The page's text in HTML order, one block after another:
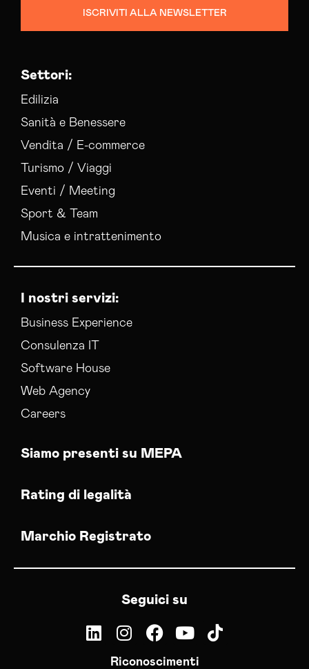
Social Media Advertising Vibo-valentia
Social Media Manager Vibo-valentia
ISCRIVITI ALLA NEWSLETTER
Settori:
Edilizia
Sanità e Benessere
Vendita / E-commerce
Turismo / Viaggi
Eventi / Meeting
Sport & Team
Musica e intrattenimento
I nostri servizi:
Business Experience
Consulenza IT
Software House
Web Agency
Careers
Siamo presenti su MEPA
Rating di legalità
Marchio Registrato
Seguici su
Riconoscimenti